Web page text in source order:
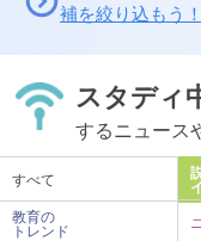
補を絞り込もう！
スタディ
するニュース
すべて
教育の
トレンド